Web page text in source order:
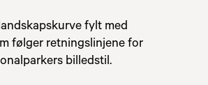
fylt med
følger retningslinjene for
billedstil.